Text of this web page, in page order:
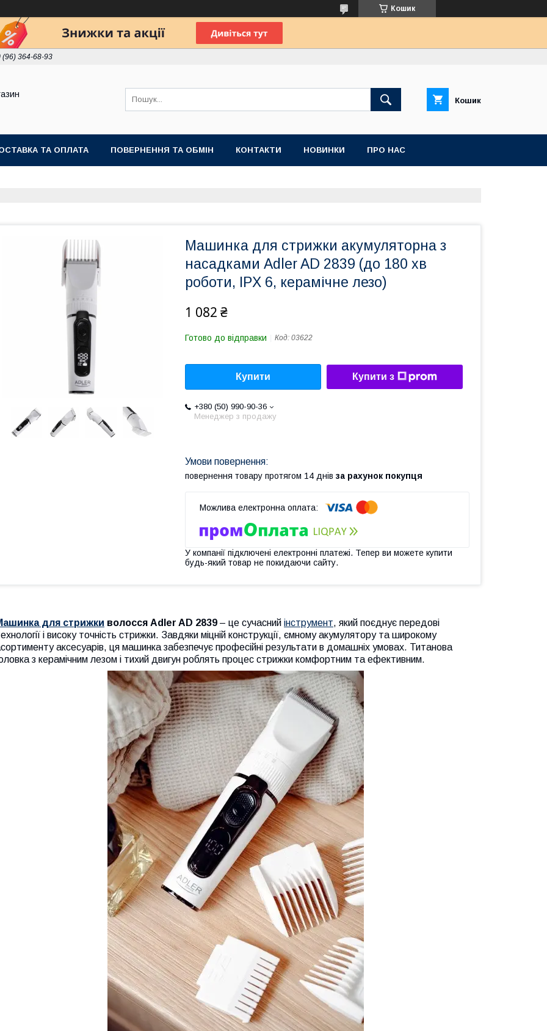
Кошик
(96) 364-68-93
Кошик
ТА ОПЛАТА ПОВЕРНЕННЯ ТА ОБМІН КОНТАКТИ НОВИНКИ ПРО НАС
Машинка для стрижки акумуляторна з
насадками Adler AD 2839 (до 180 хв
роботи, IPX 6, керамічне лезо)
1 082 ₴
Готово до відправки Код: 03622
Купити Купити з
+380 (50) 990-90-36
Менеджер з продажу
повернення товару протягом 14 днів за рахунок покупця
У компанії підключені електронні платежі. Тепер ви можете купити
будь-який товар не покидаючи сайту.
для стрижки волосся Adler AD 2839 – це сучасний інструмент, який поєднує передові
і високу точність стрижки. Завдяки міцній конструкції, ємному акумулятору та широкому
аксесуарів, ця машинка забезпечує професійні результати в домашніх умовах. Титанова
з керамічним лезом і тихий двигун роблять процес стрижки комфортним та ефективним.